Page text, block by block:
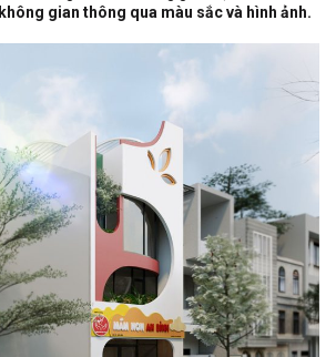
gian thông qua màu sắc và hình ảnh.